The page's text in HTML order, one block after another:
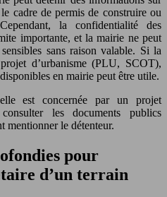
cadre de permis de construire ou
la confidentialité des
importante, et la mairie ne peut
sans raison valable. Si la
d’urbanisme (PLU, SCOT),
en mairie peut être utile.
est concernée par un projet
les documents publics
mentionner le détenteur.
pour
d’un terrain